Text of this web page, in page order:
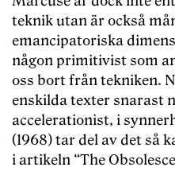
teknik utan är också
emancipatoriska
någon primitivist som
oss bort från tekniken.
enskilda texter snarast
accelerationist, i
(1968) tar del av det så
i artikeln “The